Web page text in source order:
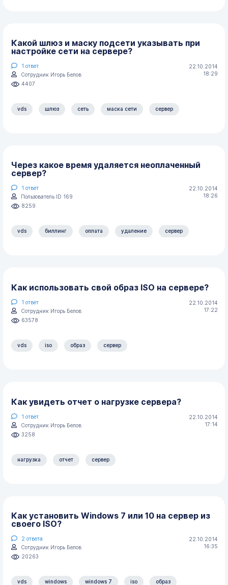
Какой шлюз и маску подсети указывать при
настройке сети на сервере?
22.10.2014
18:29
1 ответ
Сотрудник Игорь Белов
4407
vds шлюз сеть маска сети сервер
Через какое время удаляется неоплаченный
сервер?
22.10.2014
18:26
1 ответ
Пользователь ID 169
8259
vds биллинг оплата удаление сервер
Как использовать свой образ ISO на сервере?
22.10.2014
17:22
1 ответ
Сотрудник Игорь Белов
63578
vds iso образ сервер
Как увидеть отчет о нагрузке сервера?
22.10.2014
17:14
1 ответ
Сотрудник Игорь Белов
3258
нагрузка отчет сервер
Как установить Windows 7 или 10 на сервер из
своего ISO?
22.10.2014
16:35
2 ответа
Сотрудник Игорь Белов
20263
vds windows windows 7 iso образ